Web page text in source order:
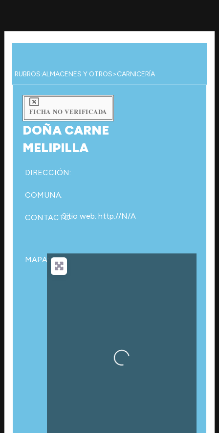
contenido
RUBROS:ALMACENES Y OTROS>CARNICERÍA
FICHA NO VERIFICADA
DOÑA CARNE
MELIPILLA
DIRECCIÓN:
COMUNA:
CONTACTO:Sitio web: http://N/A
MAPA:
Cargando…